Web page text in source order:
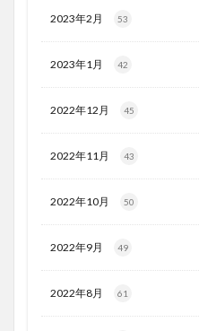
2023年2月 53
2023年1月 42
2022年12月 45
2022年11月 43
2022年10月 50
2022年9月 49
2022年8月 61